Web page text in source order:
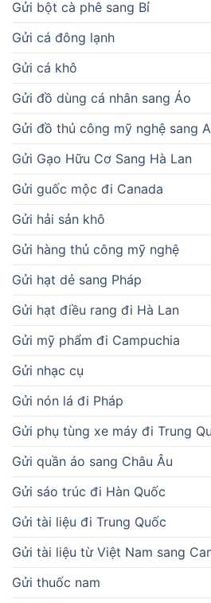
Gửi bột cà phê sang Bỉ
Gửi cá đông lạnh
Gửi cá khô
Gửi đồ dùng cá nhân sang Áo
Gửi đồ thủ công mỹ nghệ sang
Gửi Gạo Hữu Cơ Sang Hà Lan
Gửi guốc mộc đi Canada
Gửi hải sản khô
Gửi hàng thủ công mỹ nghệ
Gửi hạt dẻ sang Pháp
Gửi hạt điều rang đi Hà Lan
Gửi mỹ phẩm đi Campuchia
Gửi nhạc cụ
Gửi nón lá đi Pháp
Gửi phụ tùng xe máy đi Trung
Gửi quần áo sang Châu Âu
Gửi sáo trúc đi Hàn Quốc
Gửi tài liệu đi Trung Quốc
Gửi tài liệu từ Việt Nam sang
Gửi thuốc nam